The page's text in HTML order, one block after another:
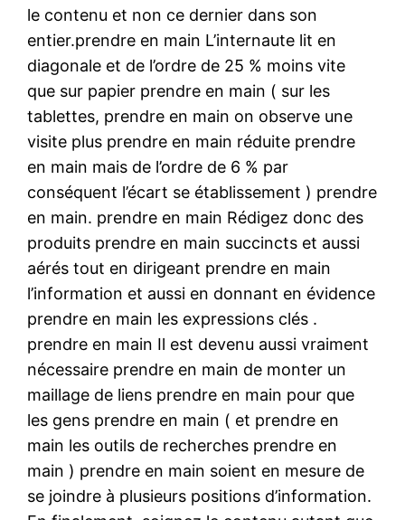
le contenu et non ce dernier dans son
entier.prendre en main L’internaute lit en
diagonale et de l’ordre de 25 % moins vite
que sur papier prendre en main ( sur les
tablettes, prendre en main on observe une
visite plus prendre en main réduite prendre
en main mais de l’ordre de 6 % par
conséquent l’écart se établissement ) prendre
en main. prendre en main Rédigez donc des
produits prendre en main succincts et aussi
aérés tout en dirigeant prendre en main
l’information et aussi en donnant en évidence
prendre en main les expressions clés .
prendre en main Il est devenu aussi vraiment
nécessaire prendre en main de monter un
maillage de liens prendre en main pour que
les gens prendre en main ( et prendre en
main les outils de recherches prendre en
main ) prendre en main soient en mesure de
se joindre à plusieurs positions d’information.